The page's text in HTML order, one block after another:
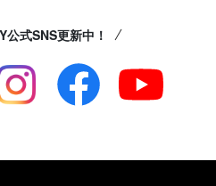
公式SNS更新中！